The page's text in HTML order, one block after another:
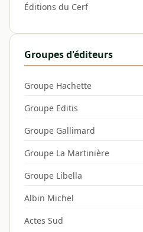
Éditions du Cerf
Groupes d'éditeurs
Groupe Hachette
Groupe Editis
Groupe Gallimard
Groupe La Martinière
Groupe Libella
Albin Michel
Actes Sud